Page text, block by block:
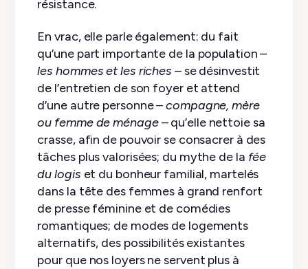
résistance.
En vrac, elle parle également: du fait
qu’une part importante de la population –
les hommes et les riches – se désinvestit
de l’entretien de son foyer et attend
d’une autre personne –compagne, mère
ou femme de ménage– qu’elle nettoie sa
crasse, afin de pouvoir se consacrer à des
tâches plus valorisées; du mythe de la fée
du logis et du bonheur familial, martelés
dans la tête des femmes à grand renfort
de presse féminine et de comédies
romantiques; de modes de logements
alternatifs, des possibilités existantes
pour que nos loyers ne servent plus à